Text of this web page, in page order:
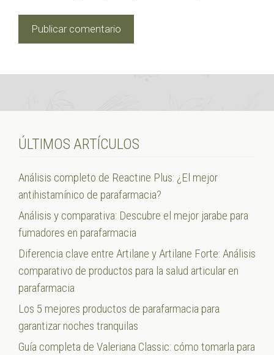
ÚLTIMOS ARTÍCULOS
Análisis completo de Reactine Plus: ¿El mejor
antihistamínico de parafarmacia?
Análisis y comparativa: Descubre el mejor jarabe para
fumadores en parafarmacia
Diferencia clave entre Artilane y Artilane Forte: Análisis
comparativo de productos para la salud articular en
parafarmacia
Los 5 mejores productos de parafarmacia para
garantizar noches tranquilas
Guía completa de Valeriana Classic: cómo tomarla para